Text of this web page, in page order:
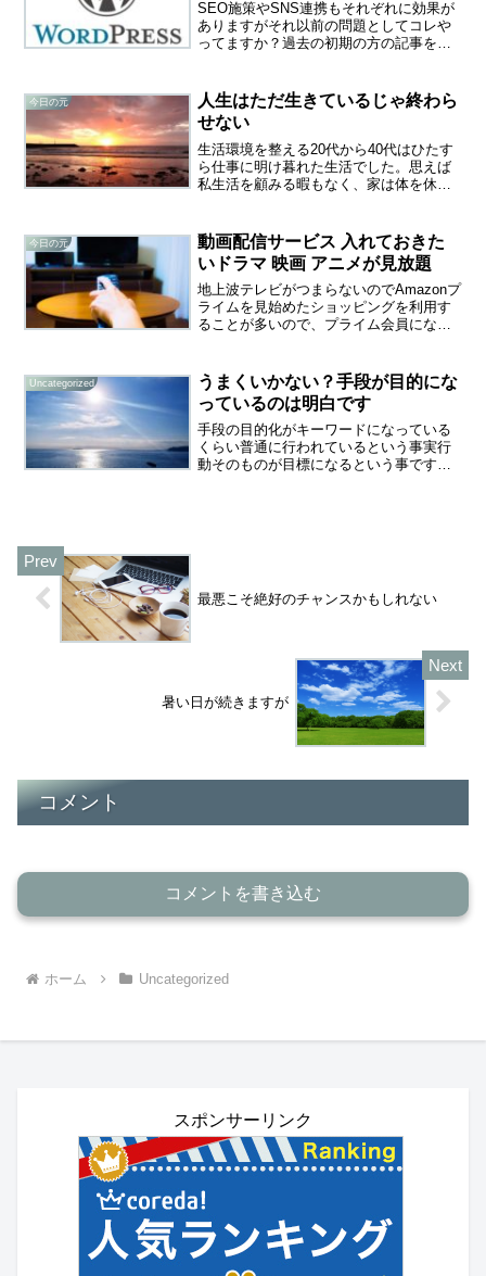
SEO施策やSNS連携もそれぞれに効果が
ありますがそれ以前の問題としてコレや
ってますか？過去の初期の方の記事を見
るような記事ばかりでした。特に初期の
50記事は今思えば目...
今日の元
人生はただ生きているじゃ終わら
せない
生活環境を整える20代から40代はひたす
ら仕事に明け暮れた生活でした。思えば
私生活を顧みる暇もなく、家は体を休め
ると、その先を考えるようになりまし
た。この頃には、両親...
今日の元
動画配信サービス 入れておきた
いドラマ 映画 アニメが見放題
地上波テレビがつまらないのでAmazonプ
ライムを見始めたショッピングを利用す
ることが多いので、プライム会員になっ
は月500円です。有料テレビといえば
WOWOWの月額料...
Uncategorized
うまくいかない？手段が目的にな
っているのは明白です
手段の目的化がキーワードになっている
くらい普通に行われているという事実行
動そのものが目標になるという事です
最悪こそ絶好のチャンスかもしれない
暑い日が続きますが
コメント
コメントを書き込む
ホーム Uncategorized
スポンサーリンク